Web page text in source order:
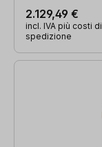
2.129,49 €
incl. IVA più costi di
spedizione